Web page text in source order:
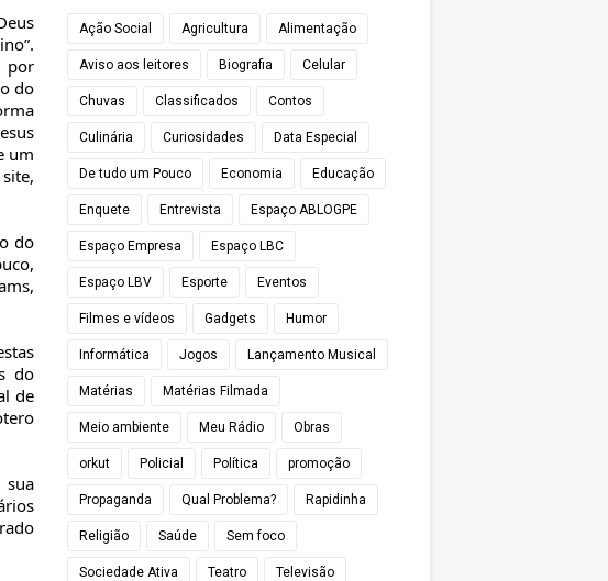
por
do
um
do
do
de
sua
Ação Social Agricultura Alimentação
Aviso aos leitores Biografia Celular
Chuvas Classificados Contos
Culinária Curiosidades Data Especial
De tudo um Pouco Economia Educação
Enquete Entrevista Espaço ABLOGPE
Espaço Empresa Espaço LBC
Espaço LBV Esporte Eventos
Filmes e vídeos Gadgets Humor
Informática Jogos Lançamento Musical
Matérias Matérias Filmada
Meio ambiente Meu Rádio Obras
orkut Policial Política promoção
Propaganda Qual Problema? Rapidinha
Religião Saúde Sem foco
Sociedade Ativa Teatro Televisão